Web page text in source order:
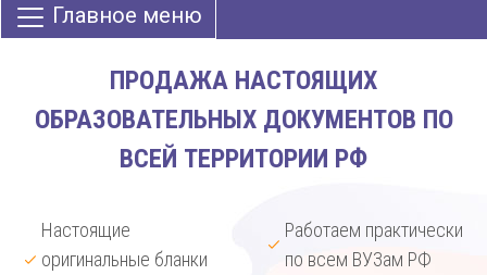
Главное меню
ПРОДАЖА НАСТОЯЩИХ
ОБРАЗОВАТЕЛЬНЫХ ДОКУМЕНТОВ ПО
ВСЕЙ ТЕРРИТОРИИ РФ
Настоящие
оригинальные бланки
Работаем практически
по всем ВУЗам РФ